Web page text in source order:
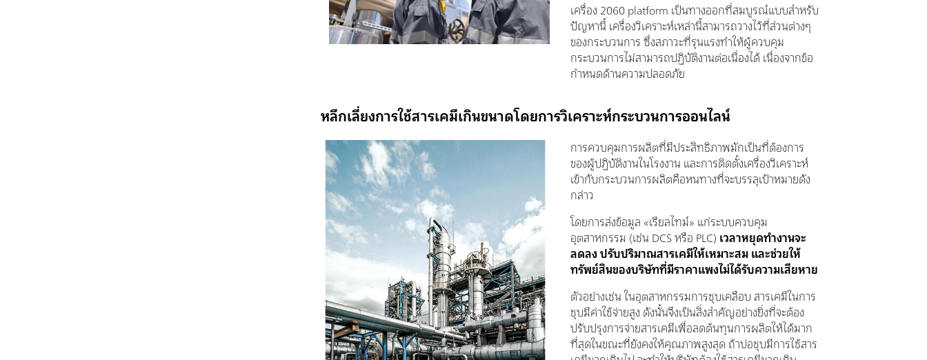
เครื่อง 2060 platform เป็นทางออกที่สมบูรณ์แบบสำหรับ
ปัญหานี้ เครื่องวิเคราะห์เหล่านี้สามารถวางไว้ที่ส่วนต่างๆ
ของกระบวนการ ซึ่งสภาวะที่รุนแรงทำให้ผู้ควบคุม
กระบวนการไม่สามารถปฏิบัติงานต่อเนื่องได้ เนื่องจากข้อ
กำหนดด้านความปลอดภัย
หลีกเลี่ยงการใช้สารเคมีเกินขนาดโดยการวิเคราะห์กระบวนการออนไลน์
การควบคุมการผลิตที่มีประสิทธิภาพมักเป็นที่ต้องการ
ของผู้ปฏิบัติงานในโรงงาน และการติดตั้งเครื่องวิเคราะห์
เข้ากับกระบวนการผลิตคือหนทางที่จะบรรลุเป้าหมายดัง
กล่าว
โดยการส่งข้อมูล «เรียลไทม์» แก่ระบบควบคุม
อุตสาหกรรม (เช่น DCS หรือ PLC) เวลาหยุดทำงานจะ
ลดลง ปรับปริมาณสารเคมีให้เหมาะสม และช่วยให้
ทรัพย์สินของบริษัทที่มีราคาแพงไม่ได้รับความเสียหาย
ตัวอย่างเช่น ในอุตสาหกรรมการชุบเคลือบ สารเคมีในการ
ชุบมีค่าใช้จ่ายสูง ดังนั้นจึงเป็นสิ่งสำคัญอย่างยิ่งที่จะต้อง
ปรับปรุงการจ่ายสารเคมีเพื่อลดต้นทุนการผลิตให้ได้มาก
ที่สุดในขณะที่ยังคงให้คุณภาพสูงสุด ถ้าบ่อชุบมีการใช้สาร